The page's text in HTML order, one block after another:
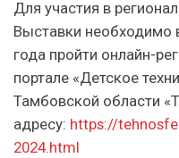
Для участия в
Выставки необходимо
года пройти онлайн-
портале «Детское
Тамбовской области
адресу: https://
2024.html